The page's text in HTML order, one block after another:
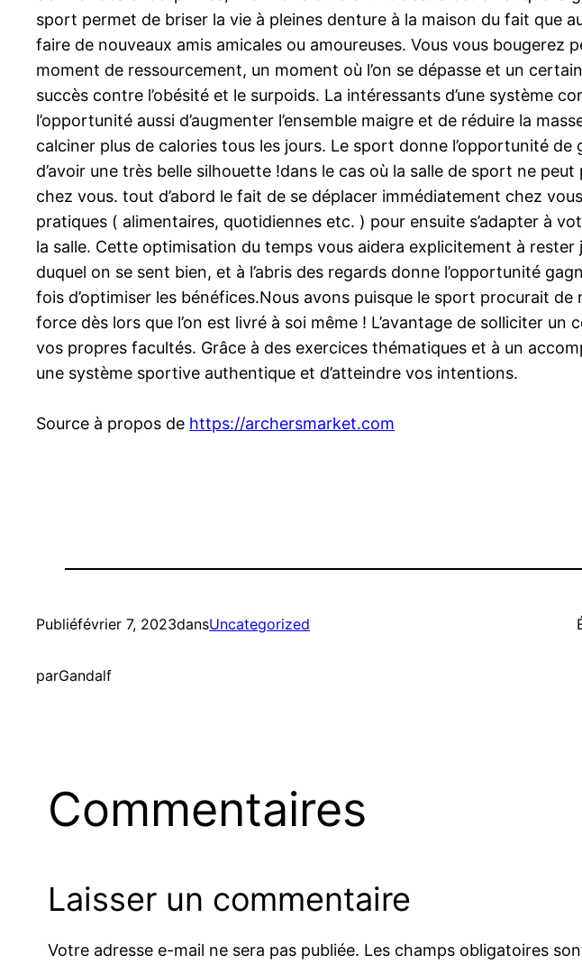
sport permet de briser la vie à pleines denture à la maison du fait que
faire de nouveaux amis amicales ou amoureuses. Vous vous
moment de ressourcement, un moment où l’on se dépasse et un
succès contre l’obésité et le surpoids. La intéressants d’une système
l’opportunité aussi d’augmenter l’ensemble maigre et de réduire la
calciner plus de calories tous les jours. Le sport donne l’opportunité
d’avoir une très belle silhouette !dans le cas où la salle de sport ne
chez vous. tout d’abord le fait de se déplacer immédiatement chez
pratiques ( alimentaires, quotidiennes etc. ) pour ensuite s’adapter à
la salle. Cette optimisation du temps vous aidera explicitement à
duquel on se sent bien, et à l’abris des regards donne l’opportunité
fois d’optimiser les bénéfices.Nous avons puisque le sport procurait
force dès lors que l’on est livré à soi même ! L’avantage de solliciter
vos propres facultés. Grâce à des exercices thématiques et à un
une système sportive authentique et d’atteindre vos intentions.
Source à propos de https://archersmarket.com
Publiéfévrier 7, 2023dansUncategorized
parGandalf
Commentaires
Laisser un commentaire
Votre adresse e-mail ne sera pas publiée. Les champs obligatoires